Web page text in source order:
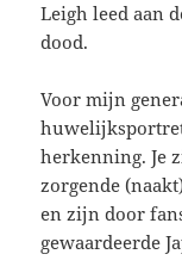
Leigh leed aan
dood.
Voor mijn
herkenning. Je
zorgende
en zijn door
gewaardeerde